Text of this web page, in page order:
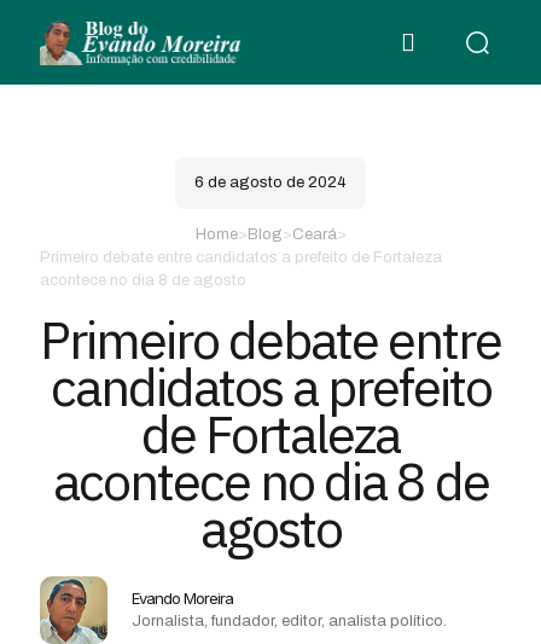
6 de agosto de 2024
Home> Blog>Ceará>
Primeiro debate entre candidatos a prefeito de Fortaleza
acontece no dia 8 de agosto
Primeiro debate entre
candidatos a prefeito
de Fortaleza
acontece no dia 8 de
agosto
Evando Moreira
Jornalista, fundador, editor, analista político.